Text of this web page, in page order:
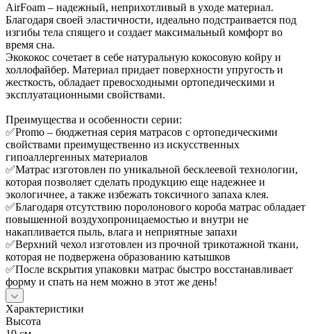
AirFoam – надежный, неприхотливый в уходе материал.
Благодаря своей эластичности, идеально подстраивается под
изгибы тела спящего и создает максимальный комфорт во
время сна.
Экококос сочетает в себе натуральную кокосовую койру и
холлофайбер. Материал придает поверхности упругость и
жесткость, обладает превосходными ортопедическими и
эксплуатационными свойствами.
Преимущества и особенности серии:
✅Promo – бюджетная серия матрасов с ортопедическими
свойствами преимущественно из искусственных
гипоаллергенных материалов
✅Матрас изготовлен по уникальной бесклеевой технологии,
которая позволяет сделать продукцию еще надежнее и
экологичнее, а также избежать токсичного запаха клея.
✅Благодаря отсутствию поролонового короба матрас обладает
повышенной воздухопроницаемостью и внутри не
накапливается пыль, влага и неприятные запахи
✅Верхний чехол изготовлен из прочной трикотажной ткани,
которая не подвержена образованию катышков
✅После вскрытия упаковки матрас быстро восстанавливает
форму и спать на нем можно в этот же день!
Характеристики
Высота